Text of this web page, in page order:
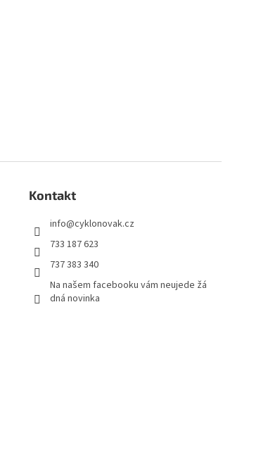
Kontakt
info@cyklonovak.cz
733 187 623
737 383 340
Na našem facebooku vám neujede žá
dná novinka